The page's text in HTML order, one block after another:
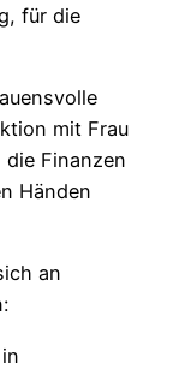
für die
mit Frau
Finanzen
Händen
an